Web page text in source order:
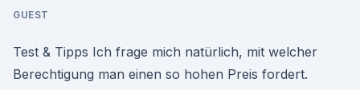
GUEST
Test & Tipps Ich frage mich natürlich, mit welcher
Berechtigung man einen so hohen Preis fordert.